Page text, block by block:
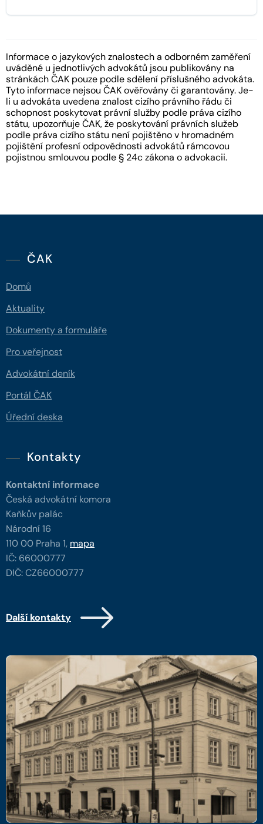
Informace o jazykových znalostech a odborném zaměření
uváděné u jednotlivých advokátů jsou publikovány na
stránkách ČAK pouze podle sdělení příslušného advokáta.
Tyto informace nejsou ČAK ověřovány či garantovány. Je-
li u advokáta uvedena znalost cizího právního řádu či
schopnost poskytovat právní služby podle práva cizího
státu, upozorňuje ČAK, že poskytování právních služeb
podle práva cizího státu není pojištěno v hromadném
pojištění profesní odpovědnosti advokátů rámcovou
pojistnou smlouvou podle § 24c zákona o advokacii.
ČAK
Domů
Aktuality
Dokumenty a formuláře
Pro veřejnost
Advokátní deník
Portál ČAK
Úřední deska
Kontakty
Kontaktní informace
Česká advokátní komora
Kaňkův palác
Národní 16
110 00 Praha 1, mapa
IČ: 66000777
DIČ: CZ66000777
Další kontakty